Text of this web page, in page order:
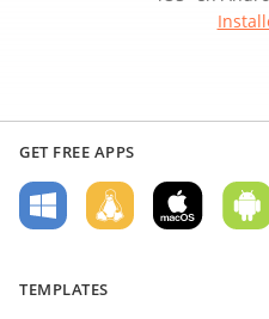
GET FREE APPS
TEMPLATES